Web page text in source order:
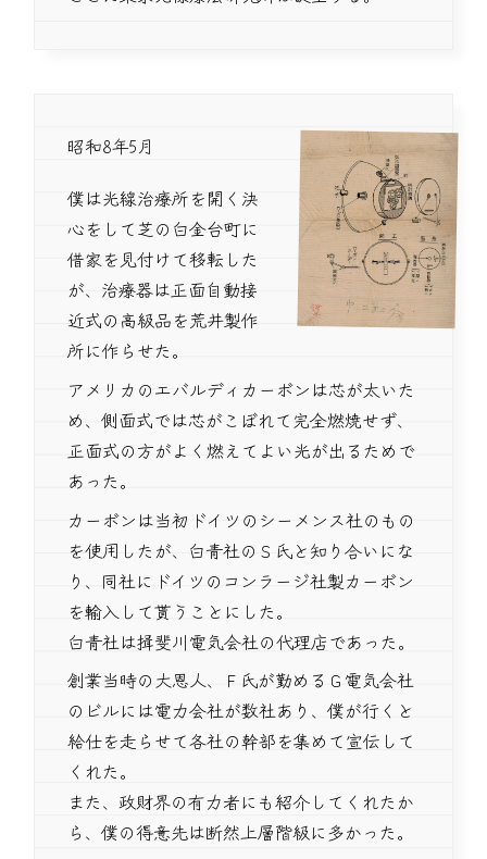
昭和8年5月
僕は光線治療所を開く決
心をして芝の白金台町に
借家を見付けて移転した
が、治療器は正面自動接
近式の高級品を荒井製作
所に作らせた。
アメリカのエバルディカーボンは芯が太いた
め、側面式では芯がこぼれて完全燃焼せず、
正面式の方がよく燃えてよい光が出るためで
あった。
カーボンは当初ドイツのシーメンス社のもの
を使用したが、白青社のＳ氏と知り合いにな
り、同社にドイツのコンラージ社製カーボン
を輸入して貰うことにした。
白青社は揖斐川電気会社の代理店であった。
創業当時の大恩人、Ｆ氏が勤めるＧ電気会社
のビルには電力会社が数社あり、僕が行くと
給仕を走らせて各社の幹部を集めて宣伝して
くれた。
また、政財界の有力者にも紹介してくれたか
ら、僕の得意先は断然上層階級に多かった。